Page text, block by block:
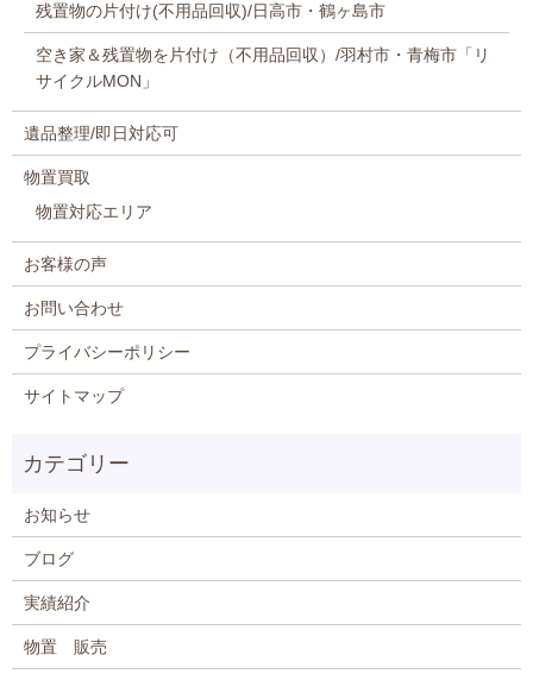
残置物の片付け(不用品回収)/日高市・鶴ヶ島市
空き家＆残置物を片付け（不用品回収）/羽村市・青梅市「リ
サイクルMON」
遺品整理/即日対応可
物置買取
物置対応エリア
お客様の声
お問い合わせ
プライバシーポリシー
サイトマップ
お知らせ
ブログ
実績紹介
物置 販売